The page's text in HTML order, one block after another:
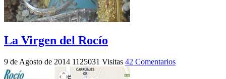
La Virgen del Rocío
9 de Agosto de 2014 1125031 Visitas 42 Comentarios